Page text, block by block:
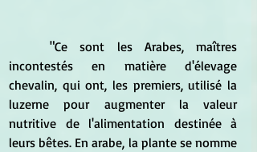
	"Ce sont les Arabes, maîtres
incontestés en matière d'élevage
chevalin, qui ont, les premiers, utilisé la
luzerne pour augmenter la valeur
nutritive de l'alimentation destinée à